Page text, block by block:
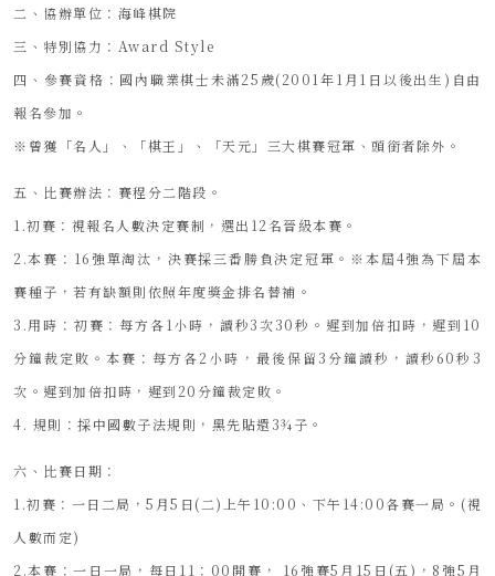
二、協辦單位：海峰棋院
三、特別協力：Award Style
四、參賽資格：國內職業棋士未滿25歲(2001年1月1日以後出生)自由
報名參加。
※曾獲「名人」、「棋王」、「天元」三大棋賽冠軍、頭銜者除外。
五、比賽辦法：賽程分二階段。
1.初賽：視報名人數決定賽制，選出12名晉級本賽。
2.本賽：16強單淘汰，決賽採三番勝負決定冠軍。※本屆4強為下屆本
賽種子，若有缺額則依照年度獎金排名替補。
3.用時：初賽：每方各1小時，讀秒3次30秒。遲到加倍扣時，遲到10
分鐘裁定敗。本賽：每方各2小時，最後保留3分鐘讀秒，讀秒60秒3
次。遲到加倍扣時，遲到20分鐘裁定敗。
4. 規則：採中國數子法規則，黑先貼還3¾子。
六、比賽日期：
1.初賽：一日二局，5月5日(二)上午10:00、下午14:00各賽一局。(視
人數而定)
2.本賽：一日一局，每日11：00開賽， 16強賽5月15日(五)，8強5月